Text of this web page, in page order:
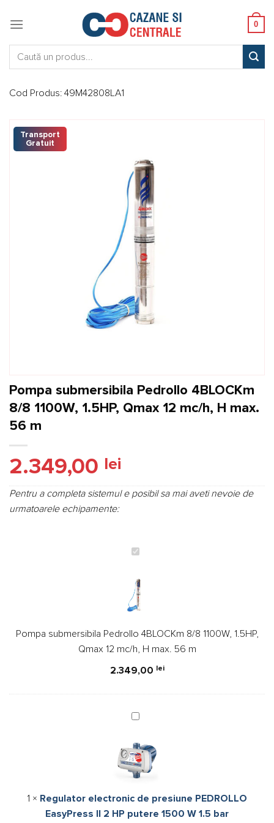
0
Cod Produs: 49M42808LA1
Transport
Gratuit
Pompa submersibila Pedrollo 4BLOCKm
8/8 1100W, 1.5HP, Qmax 12 mc/h, H max.
56 m
2.349,00 lei
Pentru a completa sistemul e posibil sa mai aveti nevoie de
urmatoarele echipamente:
Pompa
Pedrollo
4BLOCKm
8/8
1.5HP,
Qmax
H
56
Pompa submersibila Pedrollo 4BLOCKm 8/8 1100W, 1.5HP,
Qmax 12 mc/h, H max. 56 m
2.349,00 lei
Regulator
de
presiune
PEDROLLO
II
2
1 × Regulator electronic de presiune PEDROLLO
EasyPress II 2 HP putere 1500 W 1.5 bar